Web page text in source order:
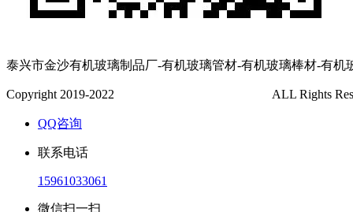
泰兴市金沙有机玻璃制品厂-有机玻璃管材-有机玻璃棒材-有机
Copyright 2019-2022 ALL Rights
QQ咨询
联系电话
15961033061
微信扫一扫